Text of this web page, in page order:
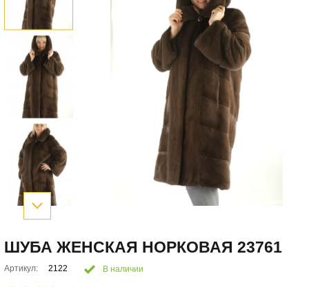
ШУБА ЖЕНСКАЯ НОРКОВАЯ 23761
Артикул: 2122 В наличии